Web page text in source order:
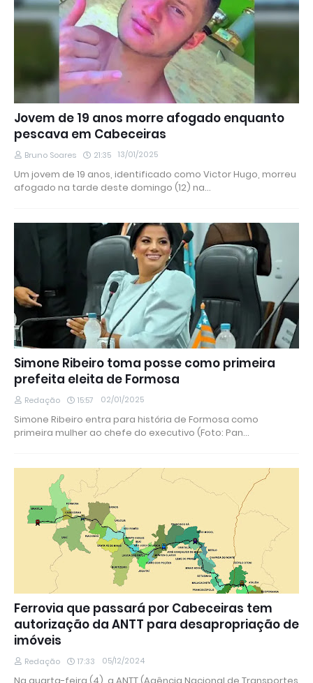
Jovem de 19 anos morre afogado enquanto
pescava em Cabeceiras
Bruno Soares 21:35 13/01/2025
Um jovem de 19 anos, identificado como Victor Hugo, morreu
afogado na tarde deste domingo (12) na…
Simone Ribeiro toma posse como primeira
prefeita eleita de Formosa
Redação 15:57 02/01/2025
Simone Ribeiro entra para história de Formosa como
primeira mulher ao chefe do executivo (Foto: Pan…
Ferrovia que passará por Cabeceiras tem
autorização da ANTT para desapropriação de
imóveis
Redação 17:33 05/12/2024